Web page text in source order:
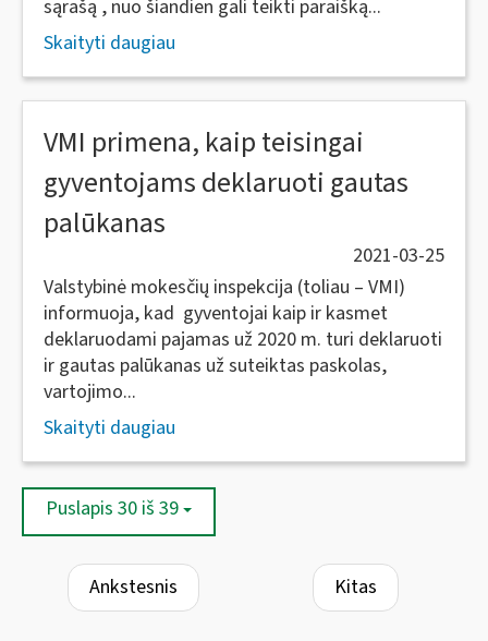
sąrašą , nuo šiandien gali teikti paraišką...
Skaityti daugiau
VMI primena, kaip teisingai
gyventojams deklaruoti gautas
palūkanas
2021-03-25
Valstybinė mokesčių inspekcija (toliau – VMI)
informuoja, kad gyventojai kaip ir kasmet
deklaruodami pajamas už 2020 m. turi deklaruoti
ir gautas palūkanas už suteiktas paskolas,
vartojimo...
Skaityti daugiau
Puslapis 30 iš 39
Ankstesnis Kitas